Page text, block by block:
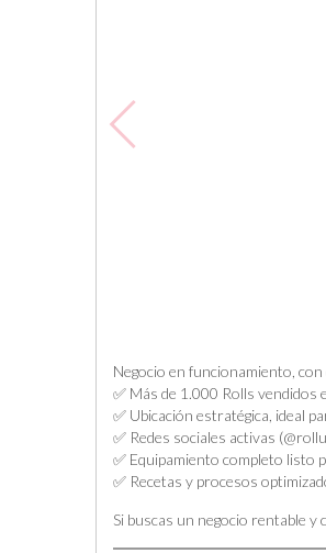
Negocio en funcionamiento,
✅ Más de 1.000 Rolls vendidos
✅ Ubicación estratégica, ideal
✅ Redes sociales activas
✅ Equipamiento completo listo
✅ Recetas y procesos
Si buscas un negocio rentable